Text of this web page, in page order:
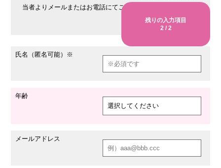
当者よりメールまたはお電話にてご連絡いたします。
※ = 必須項目
残りの入力項目
2/ 2
氏名（匿名可能）※
年齢
メールアドレス